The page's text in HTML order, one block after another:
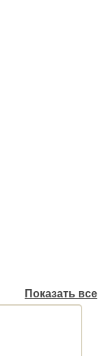
Показать все